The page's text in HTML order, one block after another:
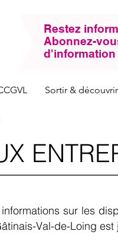
Sortir & découvrir
Restez
Abonnez-
d'information
sur les
Val-de-Loing